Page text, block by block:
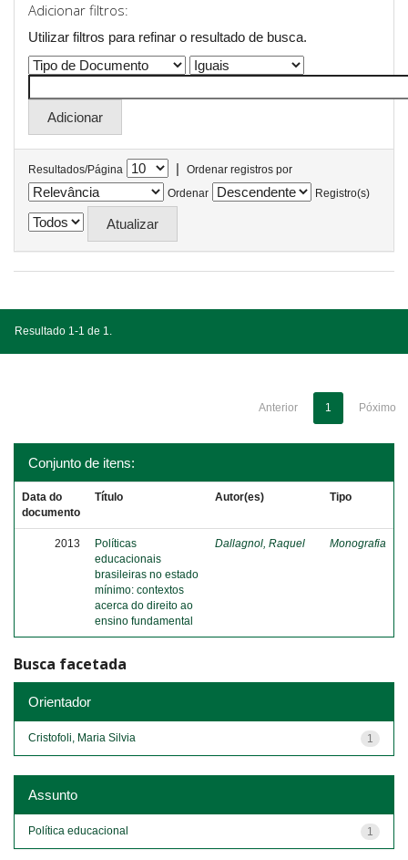
Adicionar filtros:
Utilizar filtros para refinar o resultado de busca.
Resultados/Página |
Ordenar registros por
Ordenar
Registro(s)
Resultado 1-1 de 1.
Anterior 1 Póximo
Conjunto de itens:
Data do
documento
Título Autor(es) Tipo
2013
Políticas
educacionais
brasileiras no estado
mínimo: contextos
acerca do direito ao
ensino fundamental
Dallagnol, Raquel Monografia
Busca facetada
Orientador
1
Cristofoli, Maria Silvia
Assunto
1
Política educacional